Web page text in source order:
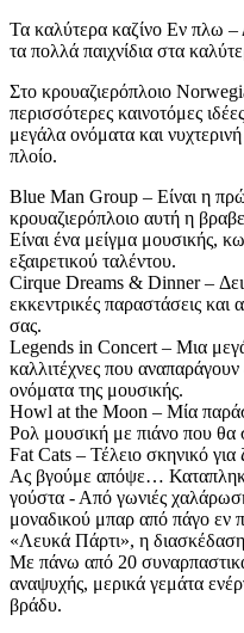
Τα καλύτερα καζίνο Εν πλω –
τα πολλά παιχνίδια στα
Στο κρουαζιερόπλοιο
περισσότερες καινοτόμες
μεγάλα ονόματα και
πλοίο.
Blue Man Group – Είναι η
κρουαζιερόπλοιο αυτή η
Είναι ένα μείγμα μουσικής,
εξαιρετικού ταλέντου.
Cirque Dreams & Dinner –
εκκεντρικές παραστάσεις
σας.
Legends in Concert – Μια
καλλιτέχνες που
ονόματα της μουσικής.
Howl at the Moon – Μία
Ρολ μουσική με πιάνο που θα
Fat Cats – Τέλειο σκηνικό
Aς βγούμε απόψε…
γούστα - Από γωνιές
μοναδικού μπαρ από πάγο εν
«Λευκά Πάρτι», η
Με πάνω από 20
αναψυχής, μερικά γεμάτα
βράδυ.